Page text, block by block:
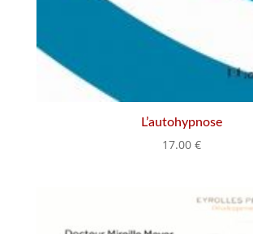
L’autohypnose
17.00 €